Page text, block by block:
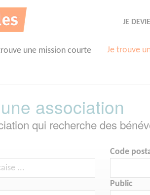
JE
une mission courte Je trouve
association
qui recherche des
Code
Public